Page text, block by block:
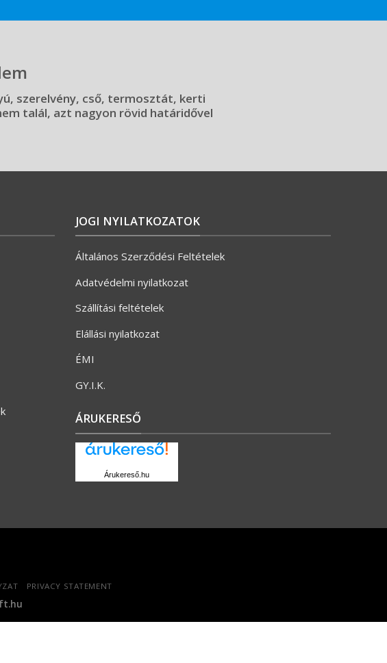
szerelvény, cső, termosztát, kerti
talál, azt nagyon rövid határidővel
JOGI NYILATKOZATOK
Általános Szerződési Feltételek
Adatvédelmi nyilatkozat
Szállítási feltételek
Elállási nyilatkozat
ÉMI
GY.I.K.
ÁRUKERESŐ
Árukereső.hu
PRIVACY STATEMENT